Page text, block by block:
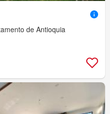
de Antioquia